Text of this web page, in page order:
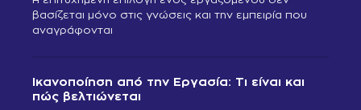
βασίζεται μόνο στις γνώσεις και την εμπειρία που
αναγράφονται
Ικανοποίηση από την Εργασία: Τι είναι και
πώς βελτιώνεται